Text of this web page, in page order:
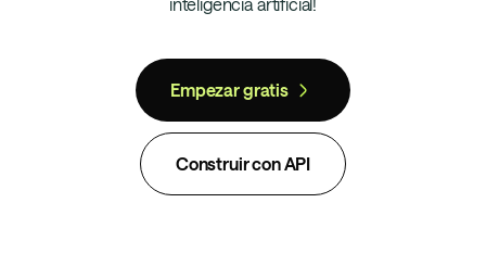
Empezar gratis
Construir con API